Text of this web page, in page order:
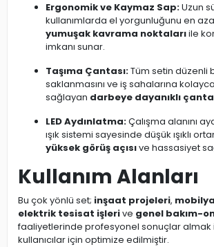
Ergonomik ve Kaymaz Sap:Uzun
kullanımlarda el yorgunluğunu en
yumuşak kavrama noktalarıile
imkanı sunar.
Taşıma Çantası:Tüm setin düzenli
saklanmasını ve iş sahalarına kolayca
sağlayan darbeye dayanıklı çanta
LED Aydınlatma:Çalışma alanını
ışık sistemi sayesinde düşük ışıklı
yüksek görüş açısıve hassasiyet
Kullanım Alanları
Bu çok yönlü set; inşaat projeleri,
elektrik tesisat işlerive genel bakım-
faaliyetlerinde profesyonel sonuçlar almak
kullanıcılar için optimize edilmiştir.